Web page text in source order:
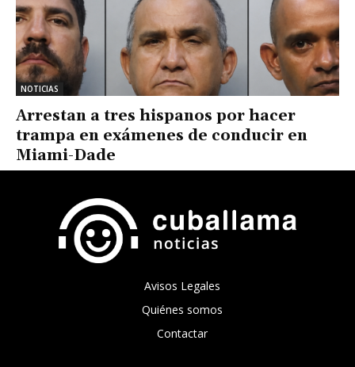
NOTICIAS
Arrestan a tres hispanos por hacer
trampa en exámenes de conducir en
Miami-Dade
Avisos Legales
Quiénes somos
Contactar